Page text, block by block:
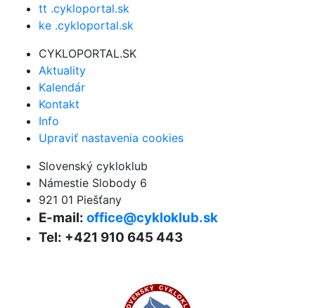
tt .cykloportal.sk
ke .cykloportal.sk
CYKLOPORTAL.SK
Aktuality
Kalendár
Kontakt
Info
Upraviť nastavenia cookies
Slovenský cykloklub
Námestie Slobody 6
921 01 Piešťany
E-mail: office@cykloklub.sk
Tel: +421 910 645 443